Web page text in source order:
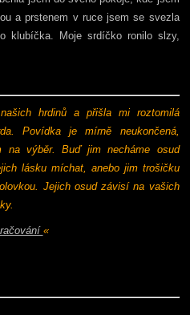
a prstenem v ruce jsem se svezla
klubíčka. Moje srdíčko ronilo slzy,
hrdinů a přišla mi roztomilá
Povídka je mírně neukončená,
na výběr. Buď jim necháme osud
lásku míchat, anebo jim trošičku
Jejich osud závisí na vašich
«